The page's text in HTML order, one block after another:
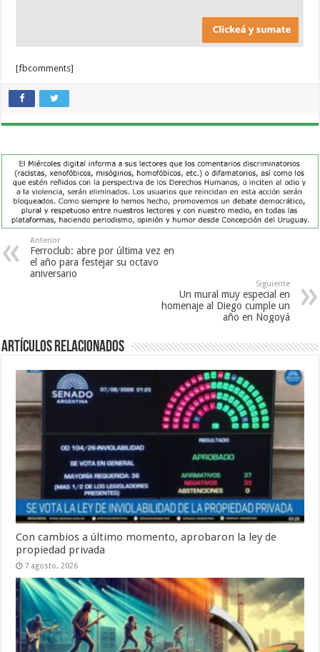
[fbcomments]
Anterior
Ferroclub: abre por última vez en
el año para festejar su octavo
aniversario
Siguiente
Un mural muy especial en
homenaje al Diego cumple un
año en Nogoyá
Artículos Relacionados
Con cambios a último momento, aprobaron la ley de
propiedad privada
7 agosto, 2026